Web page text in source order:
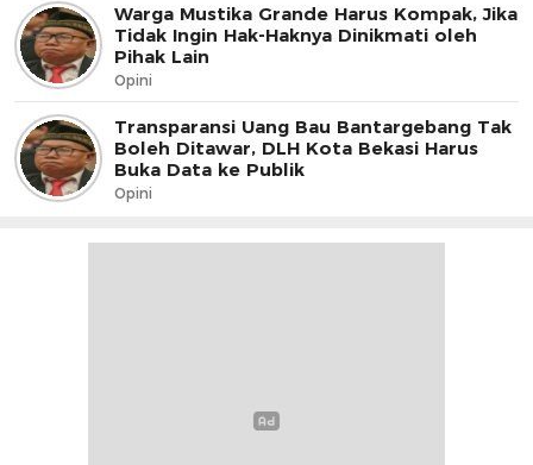
Warga Mustika Grande Harus Kompak, Jika
Tidak Ingin Hak-Haknya Dinikmati oleh
Pihak Lain
Opini
Transparansi Uang Bau Bantargebang Tak
Boleh Ditawar, DLH Kota Bekasi Harus
Buka Data ke Publik
Opini